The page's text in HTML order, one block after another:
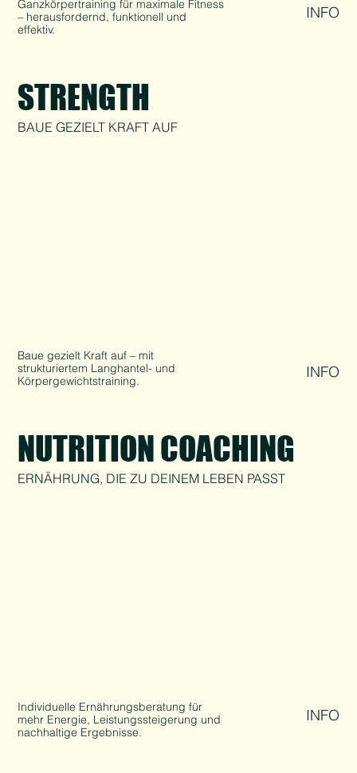
Ganzkörpertraining für maximale Fitness
– herausfordernd, funktionell und
effektiv.
INFO
STRENGTH
BAUE GEZIELT KRAFT AUF
Baue gezielt Kraft auf – mit
strukturiertem Langhantel- und
Körpergewichtstraining.
INFO
NUTRITION COACHING
ERNÄHRUNG, DIE ZU DEINEM LEBEN PASST
Individuelle Ernährungsberatung für
mehr Energie, Leistungssteigerung und
nachhaltige Ergebnisse.
INFO